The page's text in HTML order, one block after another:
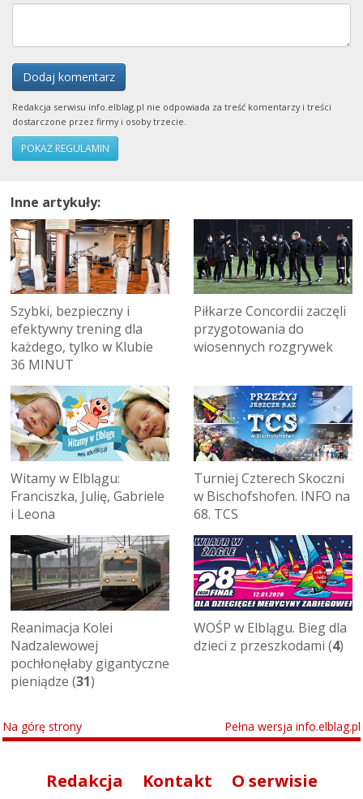
Dodaj komentarz
Redakcja serwisu info.elblag.pl nie odpowiada za treść komentarzy i treści
dostarczone przez firmy i osoby trzecie.
POKAŻ REGULAMIN
Inne artykuły:
Szybki, bezpieczny i
efektywny trening dla
każdego, tylko w Klubie
36 MINUT
Piłkarze Concordii zaczęli
przygotowania do
wiosennych rozgrywek
Witamy w Elblągu:
Franciszka, Julię, Gabriele
i Leona
Turniej Czterech Skoczni
w Bischofshofen. INFO na
68. TCS
Reanimacja Kolei
Nadzalewowej
pochłonęłaby gigantyczne
pieniądze (31)
WOŚP w Elblągu. Bieg dla
dzieci z przeszkodami (4)
Na górę strony Pełna wersja info.elblag.pl
Redakcja Kontakt O serwisie